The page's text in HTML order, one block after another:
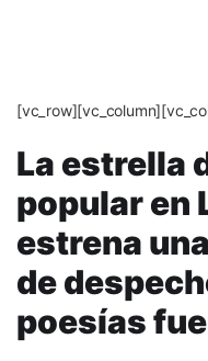
La estrella
popular en
estrena
de
poesías